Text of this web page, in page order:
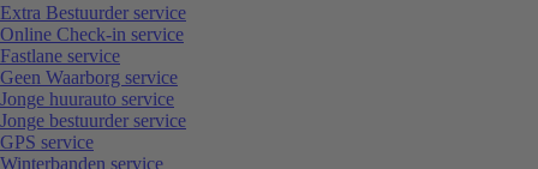
Extra Bestuurder service
Online Check-in service
Fastlane service
Geen Waarborg service
Jonge huurauto service
Jonge bestuurder service
GPS service
Winterbanden service